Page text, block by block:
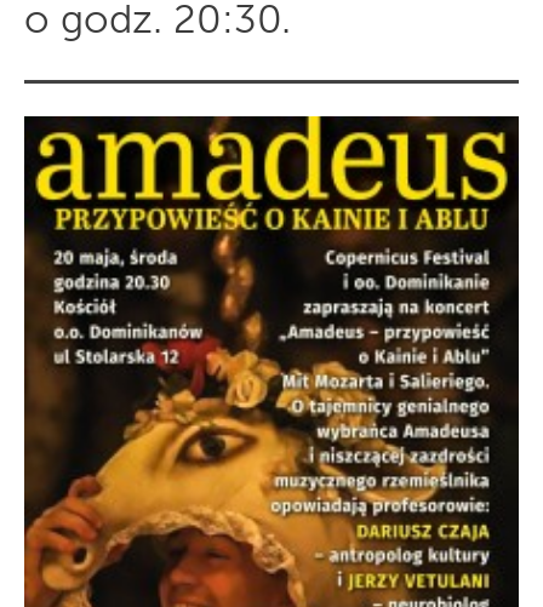
o godz. 20:30.